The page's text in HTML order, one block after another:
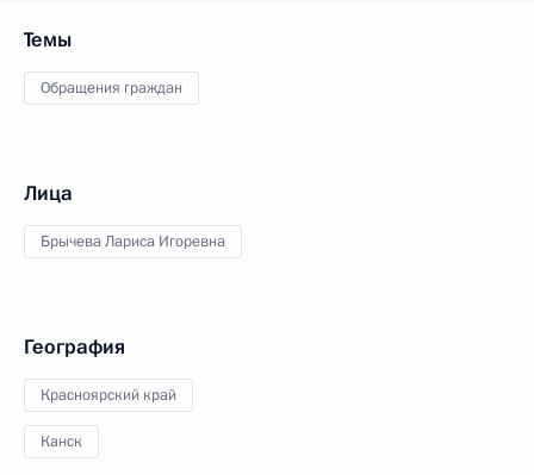
Темы
Обращения граждан
Лица
Брычева Лариса Игоревна
География
Красноярский край
Канск